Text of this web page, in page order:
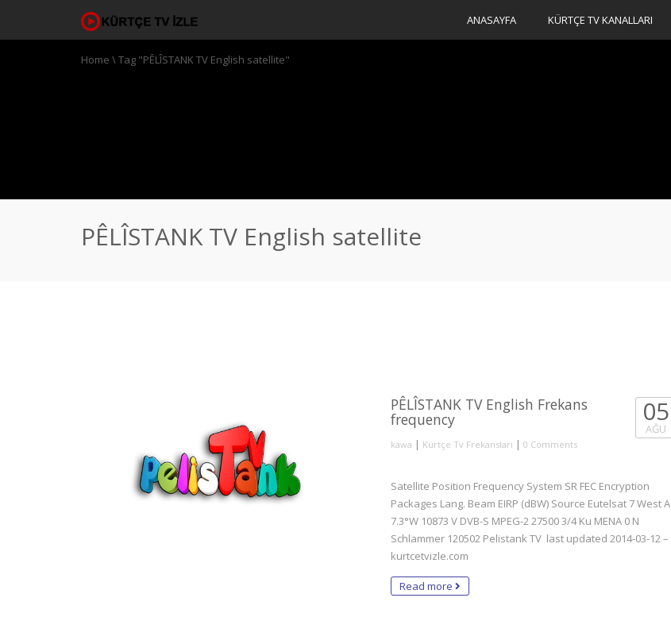
ANASAYFA KÜRTÇE TV KANALLARI
Home \Tag "PÊLÎSTANK TV English satellite"
PÊLÎSTANK TV English satellite
PÊLÎSTANK TV English Frekans
frequency
kawa | Kürtçe Tv Frekansları | 0 Comments
05
AĞU
Satellite Position Frequency System SR FEC Encryption
Packages Lang. Beam EIRP (dBW) Source Eutelsat 7 West A
7.3°W 10873 V DVB-S MPEG-2 27500 3/4 Ku MENA 0 N
Schlammer 120502 Pelistank TV last updated 2014-03-12 –
kurtcetvizle.com
Read more